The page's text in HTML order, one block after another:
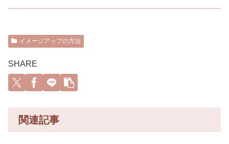
イメージアップの方法
SHARE
関連記事